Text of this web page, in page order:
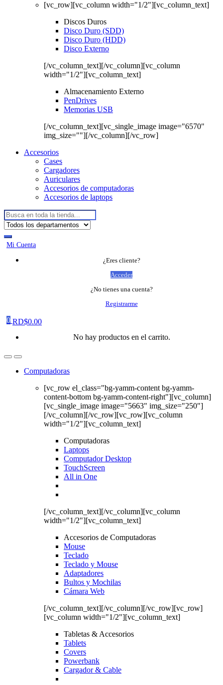
[vc_row][vc_column width="1/2"][vc_column_text]
Discos Duros
Disco Duro (SDD)
Disco Duro (HDD)
Disco Externo
[/vc_column_text][/vc_column][vc_column
width="1/2"][vc_column_text]
Almacenamiento Externo
PenDrives
Memorias USB
[/vc_column_text][vc_single_image image="6570"
img_size=""][/vc_column][/vc_row]
Accesorios
Cases
Cargadores
Auriculares
Accesorios de computadoras
Accesorios de laptops
Buscar:
Mi Cuenta
¿Eres cliente?
Acceder
¿No tienes una cuenta?
Registrarme
0 RD$0.00
No hay productos en el carrito.
Computadoras
[vc_row el_class="bg-yamm-content bg-yamm-
content-bottom bg-yamm-content-right"][vc_column]
[vc_single_image image="5663" img_size="250"]
[/vc_column][/vc_row][vc_row][vc_column
width="1/2"][vc_column_text]
Computadoras
Laptops
Computador Desktop
TouchScreen
All in One
[/vc_column_text][/vc_column][vc_column
width="1/2"][vc_column_text]
Accesorios de Computadoras
Mouse
Teclado
Teclado y Mouse
Adaptadores
Bultos y Mochilas
Cámara Web
[/vc_column_text][/vc_column][/vc_row][vc_row]
[vc_column width="1/2"][vc_column_text]
Tabletas & Accesorios
Tablets
Covers
Powerbank
Cargador & Cable